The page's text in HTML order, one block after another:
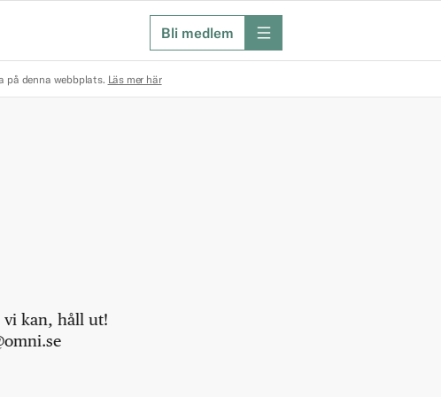
Bli medlem meny
på denna webbplats. Läs mer här
vi kan, håll ut!